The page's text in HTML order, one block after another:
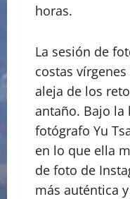
horas.
La sesión de
costas
aleja de los
antaño. Bajo la
fotógrafo Yu
en lo que ella
de foto de
más auténtica